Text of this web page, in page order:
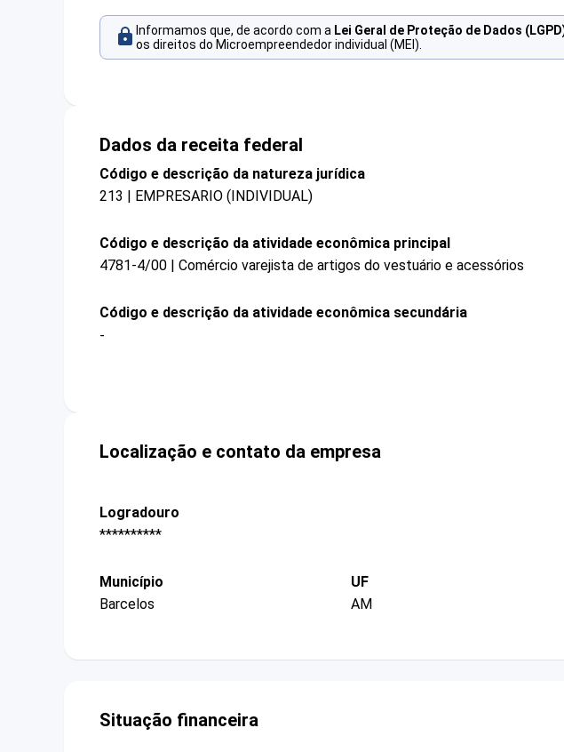
Informamos que, de acordo com a Lei Geral de Proteção de Dados
os direitos do Microempreendedor individual (MEI).
Dados da receita federal
Código e descrição da natureza jurídica
213 | EMPRESARIO (INDIVIDUAL)
Código e descrição da atividade econômica principal
4781-4/00 | Comércio varejista de artigos do vestuário e acessórios
Código e descrição da atividade econômica secundária
-
Localização e contato da empresa
Logradouro
**********
Município
Barcelos
UF
AM
Situação financeira